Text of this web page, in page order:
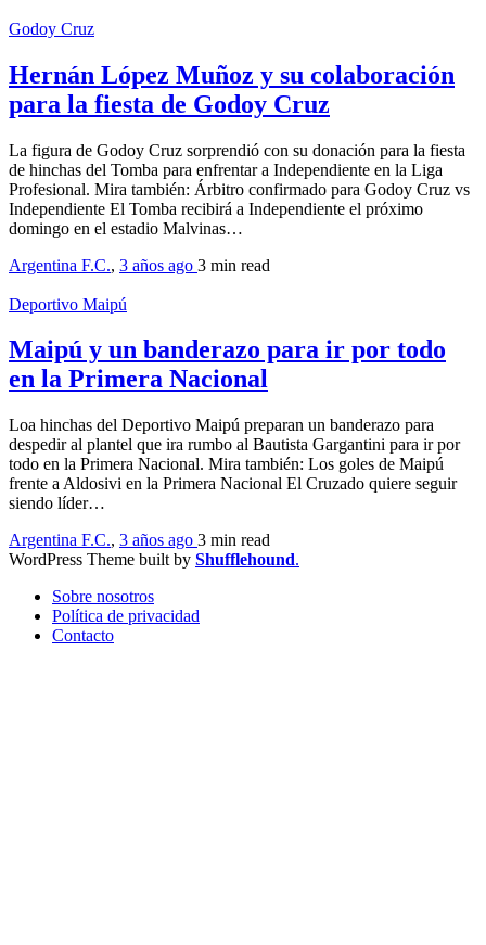
Godoy Cruz
Hernán López Muñoz y su colaboración
para la fiesta de Godoy Cruz
La figura de Godoy Cruz sorprendió con su donación para la fiesta
de hinchas del Tomba para enfrentar a Independiente en la Liga
Profesional. Mira también: Árbitro confirmado para Godoy Cruz vs
Independiente El Tomba recibirá a Independiente el próximo
domingo en el estadio Malvinas…
Argentina F.C., 3 años ago 3 min read
Deportivo Maipú
Maipú y un banderazo para ir por todo
en la Primera Nacional
Loa hinchas del Deportivo Maipú preparan un banderazo para
despedir al plantel que ira rumbo al Bautista Gargantini para ir por
todo en la Primera Nacional. Mira también: Los goles de Maipú
frente a Aldosivi en la Primera Nacional El Cruzado quiere seguir
siendo líder…
Argentina F.C., 3 años ago 3 min read
WordPress Theme built by Shufflehound.
Sobre nosotros
Política de privacidad
Contacto